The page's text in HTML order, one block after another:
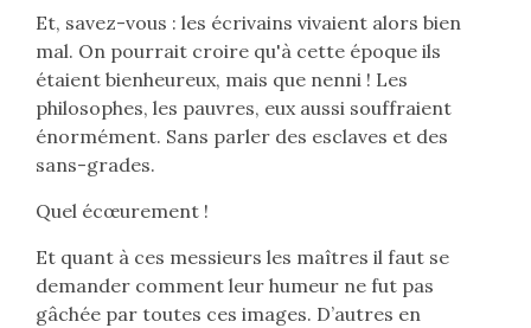
Et, savez-vous : les écrivains vivaient alors bien
mal. On pourrait croire qu'à cette époque ils
étaient bienheureux, mais que nenni ! Les
philosophes, les pauvres, eux aussi souffraient
énormément. Sans parler des esclaves et des
sans-grades.
Quel écœurement !
Et quant à ces messieurs les maîtres il faut se
demander comment leur humeur ne fut pas
gâchée par toutes ces images. D’autres en